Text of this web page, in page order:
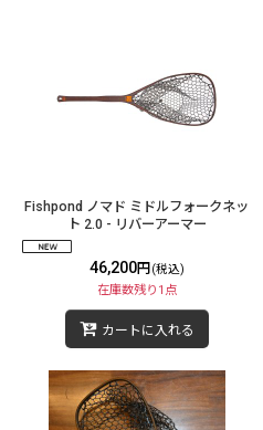
Fishpond ノマド ミドルフォークネッ
ト 2.0 - リバーアーマー
46,200円 (税込)
在庫数残り1点
カートに入れる